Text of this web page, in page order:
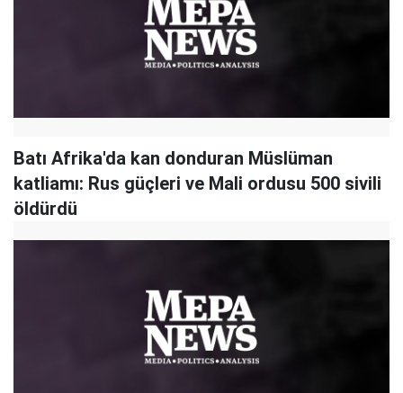
Batı Afrika'da kan donduran Müslüman
katliamı: Rus güçleri ve Mali ordusu 500 sivili
öldürdü